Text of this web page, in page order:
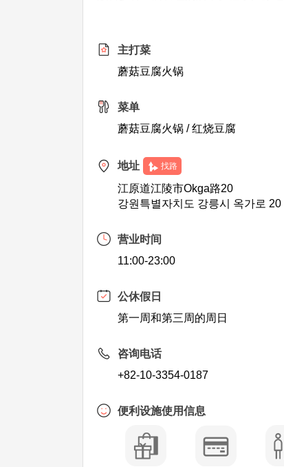
主打菜
蘑菇豆腐火锅
菜单
蘑菇豆腐火锅 / 红烧豆腐
地址 找路
江原道江陵市Okga路20
강원특별자치도 강릉시 옥가로 20
营业时间
11:00-23:00
公休假日
第一周和第三周的周日
咨询电话
+82-10-3354-0187
便利设施使用信息